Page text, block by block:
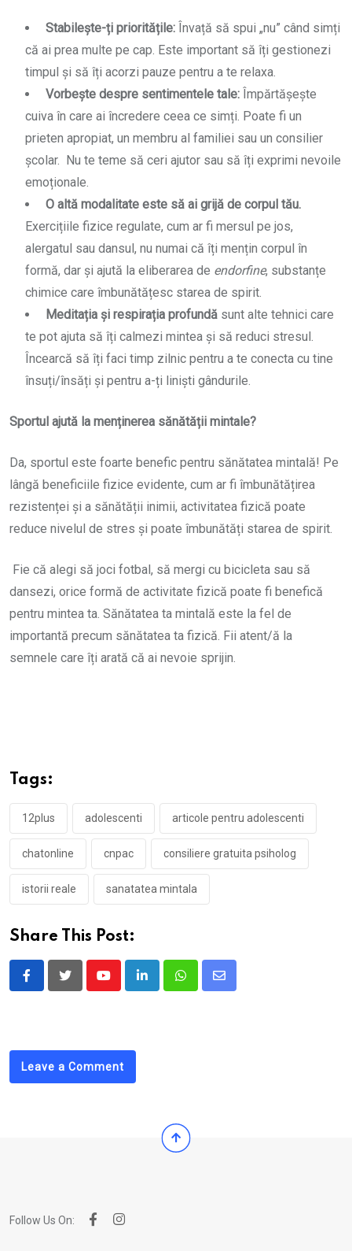
Stabilește-ți prioritățile: Învață să spui „nu” când simți
că ai prea multe pe cap. Este important să îți gestionezi
timpul și să îți acorzi pauze pentru a te relaxa.
Vorbește despre sentimentele tale: Împărtășește
cuiva în care ai încredere ceea ce simți. Poate fi un
prieten apropiat, un membru al familiei sau un consilier
școlar. Nu te teme să ceri ajutor sau să îți exprimi nevoile
emoționale.
O altă modalitate este să ai grijă de corpul tău.
Exercițiile fizice regulate, cum ar fi mersul pe jos,
alergatul sau dansul, nu numai că îți mențin corpul în
formă, dar și ajută la eliberarea de endorfine, substanțe
chimice care îmbunătățesc starea de spirit.
Meditația și respirația profundă sunt alte tehnici care
te pot ajuta să îți calmezi mintea și să reduci stresul.
Încearcă să îți faci timp zilnic pentru a te conecta cu tine
însuți/însăți și pentru a-ți liniști gândurile.
Sportul ajută la menținerea sănătății mintale?
Da, sportul este foarte benefic pentru sănătatea mintală! Pe
lângă beneficiile fizice evidente, cum ar fi îmbunătățirea
rezistenței și a sănătății inimii, activitatea fizică poate
reduce nivelul de stres și poate îmbunătăți starea de spirit.
Fie că alegi să joci fotbal, să mergi cu bicicleta sau să
dansezi, orice formă de activitate fizică poate fi benefică
pentru mintea ta. Sănătatea ta mintală este la fel de
importantă precum sănătatea ta fizică. Fii atent/ă la
semnele care îți arată că ai nevoie sprijin.
Tags:
12plus adolescenti articole pentru adolescenti
chatonline cnpac consiliere gratuita psiholog
istorii reale sanatatea mintala
Share This Post:
YoutubeLinkedInWhatsappShare
Leave a Comment
Follow Us On: